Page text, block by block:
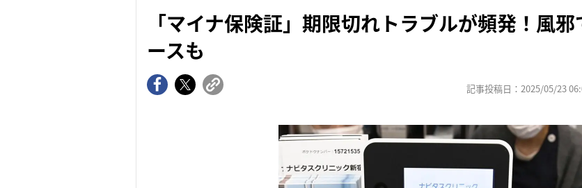
「マイナ保険証」期限切れトラブルが頻発！風
ースも
記事投稿日：2025/05/23